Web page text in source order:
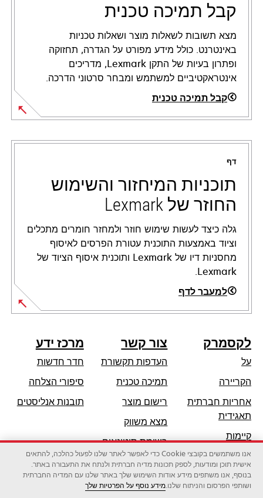
קבל תמיכה טכנית
מצא תשובות לשאלות מוצר ושאלות טכניות
באינטרנט. כולל מידע מפורט על הגדרה, תחזוקה
ופתרון בעיות של התקן Lexmark, מדריכים
אינטראקטיביים למשתמש ומבחר סרטוני הדרכה.
קבל תמיכה טכנית
opens
in
new
tab
דף
תוכניות המיחזור והשימוש
החוזר של Lexmark
גלה כיצד לעשות שימוש חוזר ולמחזר חומרים מתכלים
וציוד באמצעות התוכנית עטורת הפרסים לאיסוף
מחסניות דיו של Lexmark ותוכנית איסוף הציוד של
Lexmark.
למעבר לדף
לקסמרק
על
הקריירה
אחריות חברתית
תאגידיתopens
a
new
tab
קיימות
שותפי לקסמרק
צור קשר
העדפות תקשורת
תמיכה טכניתopens
tab
רישום מוצר
מצא משווק
רשימת סיטונאים
מרכז ידע
חדר חדשות
סיפורי הצלחה
תובנות אנליסטים
לקסמרק אינטרנשיונל בע"מ, חברה של זירוקס
אנו משתמשים בקובצי Cookie כדי לאפשר לאתר שלנו לפעול כהלכה, להתאים
אישית תוכן ומודעות, לספק תכונות מדיה חברתית ולנתח את התעבורה באתר.
בנוסף, אנו משתפים מידע אודות השימוש שלך באתר שלנו עם המדיה החברתית
ושותפי הפרסום והניתוח שלנו.מידע נוסף על הפרטיות שלך